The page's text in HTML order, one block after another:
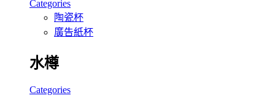
Categories
陶瓷杯
廣告紙杯
水樽
Categories